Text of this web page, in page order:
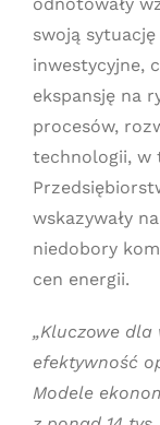
swoją
inwestycyjne,
ekspansję na
procesów,
technologii, w
wskazywały
niedobory
cen energii.
„Kluczowe
efektywność
Modele